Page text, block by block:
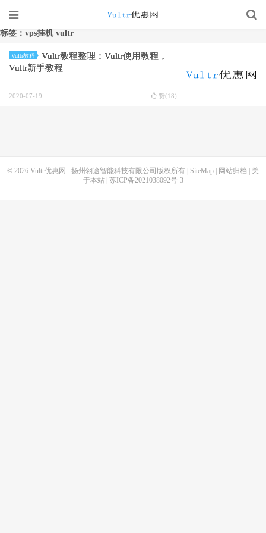
标签：vps挂机 vultr
Vultr教程
Vultr教程整理：Vultr使用教程，
Vultr新手教程
2020-07-19 赞(18)
© 2026 Vultr优惠网 扬州翎途智能科技有限公司版权所有 | SiteMap 网站归档
关
于本站| 苏ICP备2021038092号-3